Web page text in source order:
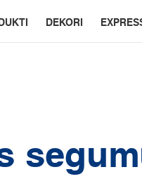
DEKORI